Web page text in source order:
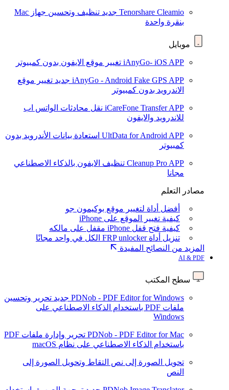
Tenorshare Cleamio جديد
تنظيف وتحسين جهاز Mac
بنقرة واحدة
موبايل
iAnyGo- iOS APP تغيير موقع الايفون بدون كمبيوتر
iAnyGo - Android Fake GPS APP جديد تغيير موقع
الاندرويد بدون كمبيوتر
iCareFone Transfer APP نقل محادثات الواتس اب
للاندرويد والايفون
UltData for Android APP استعادة بيانات الأندرويد بدون
كمبيوتر
Cleanup Pro APP تنظيف الايفون بالذكاء الاصطناعي
مجانا
مصادر التعلم
أفضل أداة لتغيير موقع بوكيمون جو
كيفية تغيير الموقع على iPhone
كيفية فتح قفل iPhone مقفل على مالكه
تنزيل أداة FRP unlocker الكل في واحد مجانًا
المزيد من النصائح المفيدة
AI & PDF
سطح المكتب
PDNob - PDF Editor for Windows جديد تحرير وتحسين
ملفات PDF باستخدام الذكاء الاصطناعي على
Windows
PDNob - PDF Editor for Mac
تحرير وإدارة ملفات PDF
باستخدام الذكاء الاصطناعي على نظام macOS
تحويل الصورة إلى نص التقاط وتحويل الصورة إلى
النص